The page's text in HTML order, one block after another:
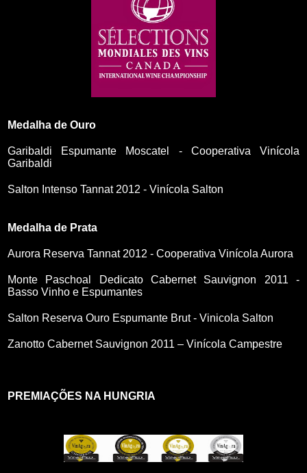
Medalha de Ouro
Garibaldi Espumante Moscatel - Cooperativa Vinícola
Garibaldi
Salton Intenso Tannat 2012 - Vinícola Salton
Medalha de Prata
Aurora Reserva Tannat 2012 - Cooperativa Vinícola Aurora
Monte Paschoal Dedicato Cabernet Sauvignon 2011 -
Basso Vinho e Espumantes
Salton Reserva Ouro Espumante Brut - Vinicola Salton
Zanotto Cabernet Sauvignon 2011 – Vinícola Campestre
PREMIAÇÕES NA HUNGRIA